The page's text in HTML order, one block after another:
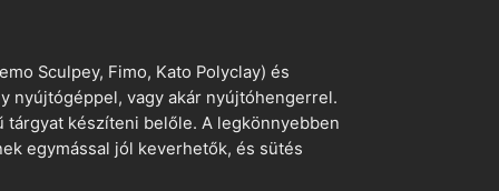
Sculpey, Fimo, Kato Polyclay) és
nyújtógéppel, vagy akár nyújtóhengerrel.
készíteni belőle. A legkönnyebben
egymással jól keverhetők, és sütés